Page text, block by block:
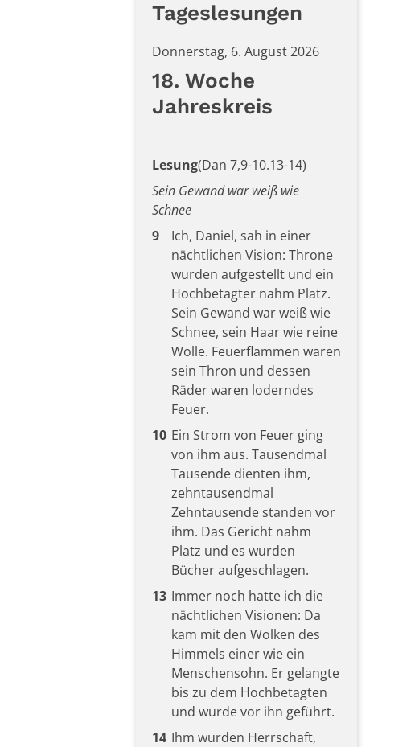
Tageslesungen
Donnerstag, 6. August 2026
18. Woche
Jahreskreis
Lesung(Dan 7,9-10.13-14)
Sein Gewand war weiß wie
Schnee
9
Ich, Daniel, sah in einer
nächtlichen Vision: Throne
wurden aufgestellt und ein
Hochbetagter nahm Platz.
Sein Gewand war weiß wie
Schnee, sein Haar wie reine
Wolle. Feuerflammen waren
sein Thron und dessen
Räder waren loderndes
Feuer.
10 Ein Strom von Feuer ging
von ihm aus. Tausendmal
Tausende dienten ihm,
zehntausendmal
Zehntausende standen vor
ihm. Das Gericht nahm
Platz und es wurden
Bücher aufgeschlagen.
13 Immer noch hatte ich die
nächtlichen Visionen: Da
kam mit den Wolken des
Himmels einer wie ein
Menschensohn. Er gelangte
bis zu dem Hochbetagten
und wurde vor ihn geführt.
14 Ihm wurden Herrschaft,